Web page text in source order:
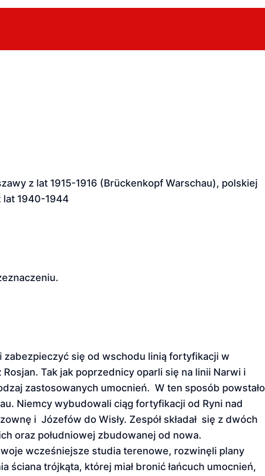
z lat 1915-1916 (Brückenkopf Warschau), polskiej
lat 1940-1944
zabezpieczyć się od wschodu linią fortyfikacji w
Tak jak poprzednicy oparli się na linii Narwi i
zastosowanych umocnień. W ten sposób powstało
Niemcy wybudowali ciąg fortyfikacji od Ryni nad
i Józefów do Wisły. Zespół składał się z dwóch
oraz południowej zbudowanej od nowa.
wcześniejsze studia terenowe, rozwinęli plany
trójkąta, której miał bronić łańcuch umocnień,